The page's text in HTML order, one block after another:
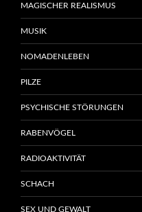
MAGISCHER REALISMUS
MUSIK
NOMADENLEBEN
PILZE
PSYCHISCHE STÖRUNGEN
RABENVÖGEL
RADIOAKTIVITÄT
SCHACH
SEX UND GEWALT